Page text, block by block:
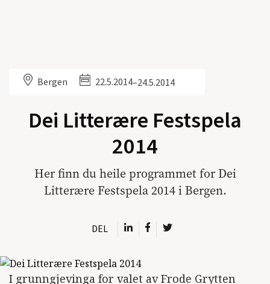
Bergen 22.5.2014–24.5.2014
Dei Litterære Festspela
2014
Her finn du heile programmet for Dei
Litterære Festspela 2014 i Bergen.
DEL
I grunngjevinga for valet av Frode Grytten